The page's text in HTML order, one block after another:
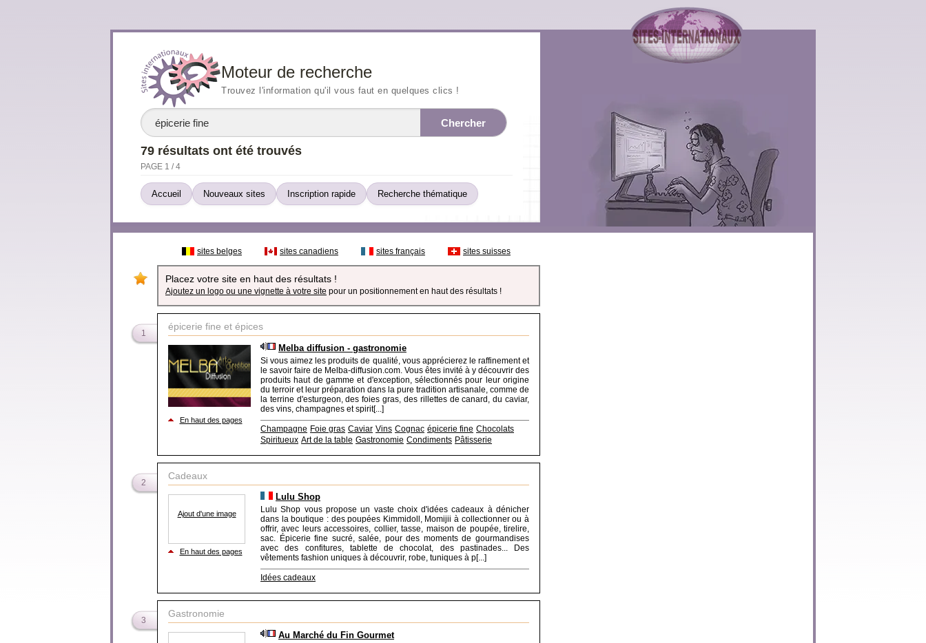
Moteur de recherche
Trouvez l'information qu'il vous faut en quelques clics !
Chercher
79 résultats ont été trouvés
PAGE 1 / 4
Accueil Nouveaux sites Inscription rapide Recherche thématique
sites belges sites canadiens sites français sites suisses
Placez votre site en haut des résultats !
Ajoutez un logo ou une vignette à votre site pour un positionnement en haut des résultats !
1
épicerie fine et épices
En haut des pages
Melba diffusion - gastronomie
Si vous aimez les produits de qualité, vous apprécierez le raffinement et
le savoir faire de Melba-diffusion.com. Vous êtes invité à y découvrir des
produits haut de gamme et d'exception, sélectionnés pour leur origine
du terroir et leur préparation dans la pure tradition artisanale, comme de
la terrine d'esturgeon, des foies gras, des rillettes de canard, du caviar,
des vins, champagnes et spirit[...]
Champagne Foie gras Caviar Vins Cognac épicerie fine Chocolats
Spiritueux Art de la table Gastronomie Condiments Pâtisserie
2
Cadeaux
Ajout d'une image
En haut des pages
Lulu Shop
Lulu Shop vous propose un vaste choix d'idées cadeaux à dénicher
dans la boutique : des poupées Kimmidoll, Momijii à collectionner ou à
offrir, avec leurs accessoires, collier, tasse, maison de poupée, tirelire,
sac. Épicerie fine sucré, salée, pour des moments de gourmandises
avec des confitures, tablette de chocolat, des pastinades... Des
vêtements fashion uniques à découvrir, robe, tuniques à p[...]
Idées cadeaux
3
Gastronomie
Au Marché du Fin Gourmet